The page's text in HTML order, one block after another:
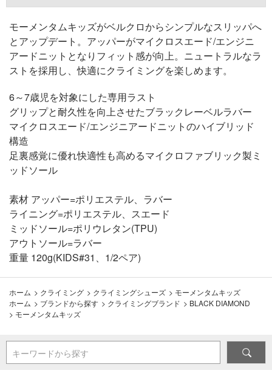
モーメンタムキッズがベルクロからシンプルなスリッパへ
とアップデート。アッパーがマイクロスエード/エンジニ
アードニットとなりフィット感が向上。ニュートラルなラ
ストを採用し、快適にクライミングを楽しめます。
6～7歳児を対象にした専用ラスト
グリップと耐久性を向上させたブラックレーベルラバー
マイクロスエード/エンジニアードニットのハイブリッド
構造
足裏感覚に優れ快適性も高めるマイクロファブリック製ミ
ッドソール
素材 アッパー=ポリエステル、ラバー
ライニング=ポリエステル、スエード
ミッドソール=ポリウレタン(TPU)
アウトソール=ラバー
重量 120g(KIDS#31、1/2ペア)
ホーム > クライミング > クライミングシューズ > モーメンタムキッズ
ホーム > ブランドから探す > クライミングブランド > BLACK DIAMOND
> モーメンタムキッズ
キーワードから探す